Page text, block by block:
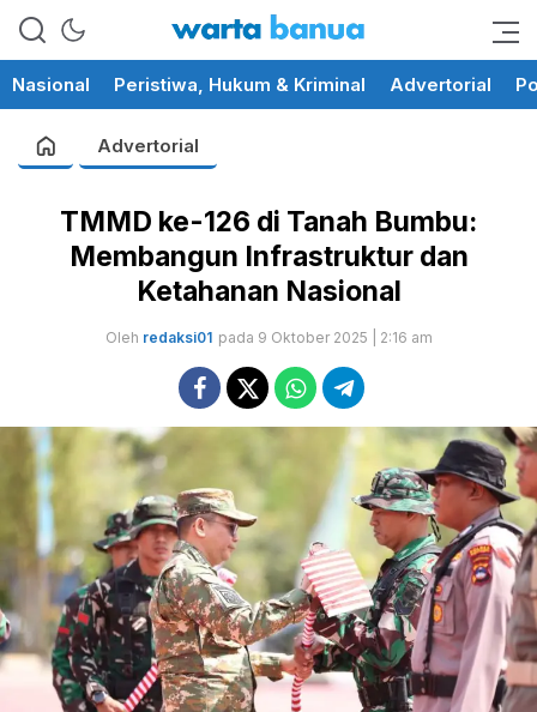
wartabanua.com
memberikan informasi yang
Nasional Peristiwa, Hukum & Kriminal Advertorial
Advertorial
TMMD ke-126 di Tanah Bumbu:
Membangun Infrastruktur dan
Ketahanan Nasional
Oleh redaksi01 pada 9 Oktober 2025 | 2:16 am